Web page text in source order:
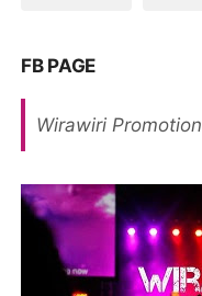
FB PAGE
Wirawiri Promotion